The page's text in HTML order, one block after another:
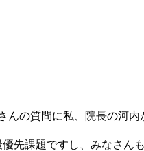
んの質問に私、院長の河
先課題ですし、みなさん